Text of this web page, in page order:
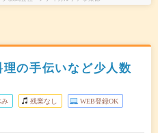
理の手伝いなど少人数
み 残業なし WEB登録OK